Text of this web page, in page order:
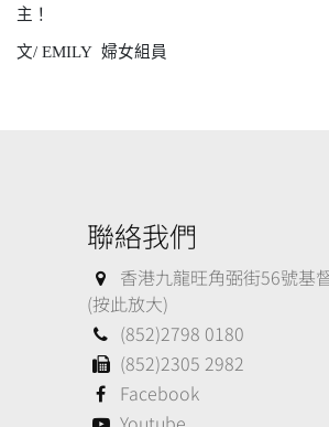
主！
文/ EMILY 婦女組員
聯絡我們
香港九龍旺角弼街56號基
(按此放大)
(852)2798 0180
(852)2305 2982
Facebook